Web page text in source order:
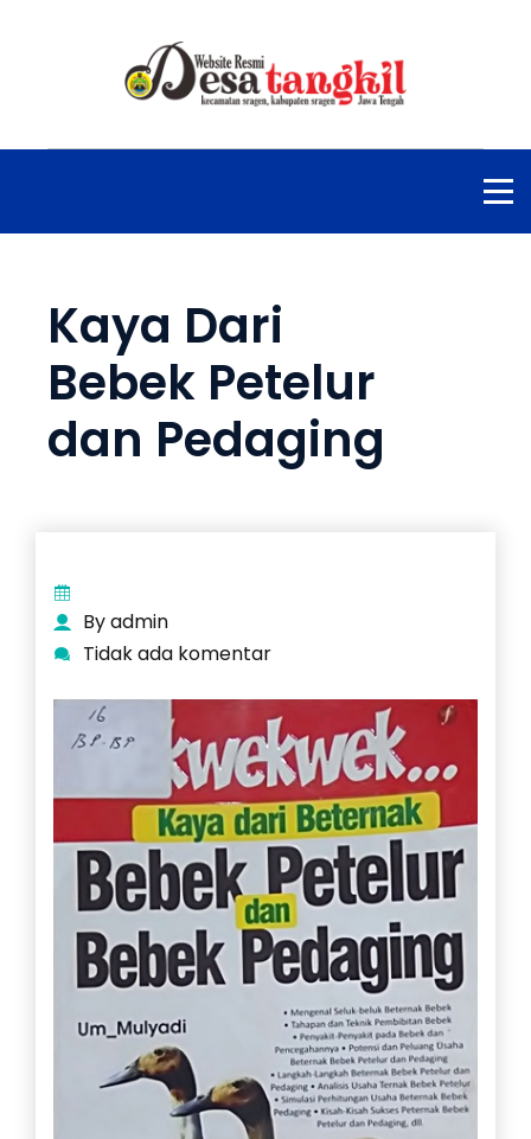
Kaya Dari
Bebek Petelur
dan Pedaging
By admin
Tidak ada komentar